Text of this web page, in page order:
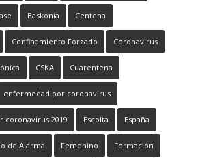
Baskonia Centena
Confinamiento Forzado Coronavirus
CSKA Cuarentena
enfermedad por coronavirus
coronavirus 2019 Escolta España
de Alarma Femenino Formación